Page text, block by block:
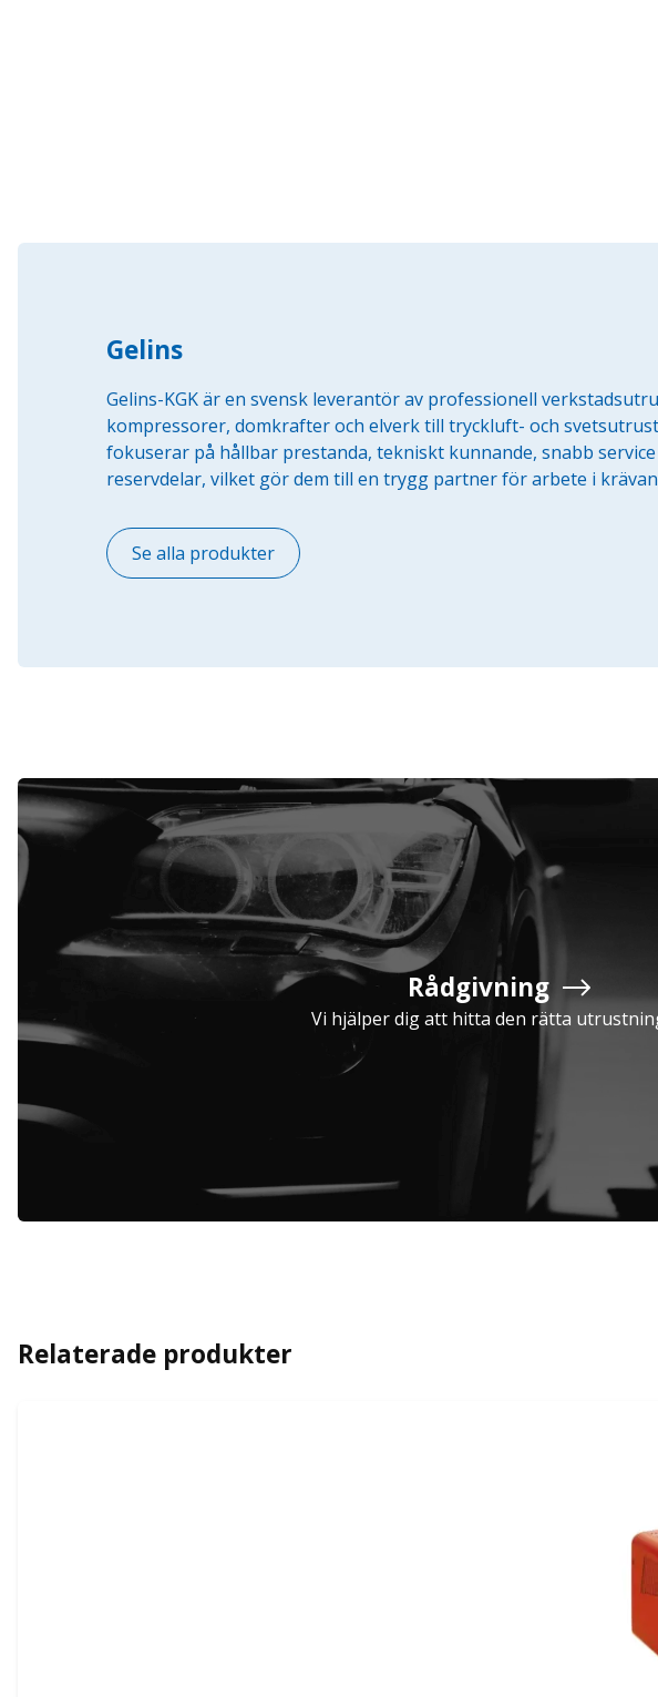
Gelins
Gelins-KGK är en svensk leverantör av professionell
kompressorer, domkrafter och elverk till tryckluft- och
fokuserar på hållbar prestanda, tekniskt kunnande, snabb
reservdelar, vilket gör dem till en trygg partner för arbete i
Se alla produkter
Rådgivning
Vi hjälper dig att hitta den rätta
Serviceavtal
Hjulinställare
Relaterade produkter